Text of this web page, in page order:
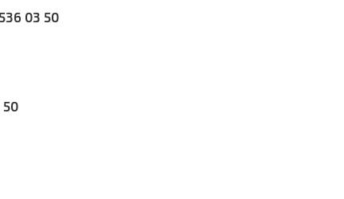
03 50
50